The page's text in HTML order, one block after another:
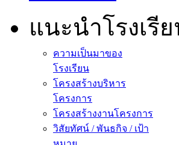
แนะนำโรงเรี
ความเป็นมาของ
โรงเรียน
โครงสร้างบริหาร
โครงการ
โครงสร้างงานโครงการ
วิสัยทัศน์ / พันธกิจ / เป้า